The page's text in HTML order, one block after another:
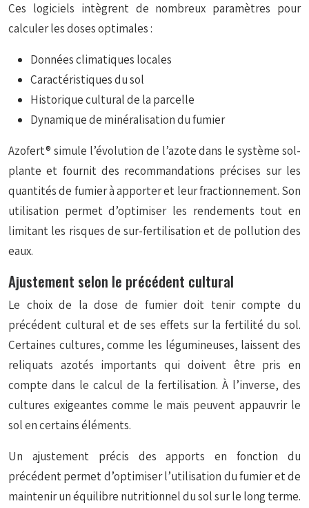
Ces logiciels intègrent de nombreux paramètres pour
calculer les doses optimales :
Données climatiques locales
Caractéristiques du sol
Historique cultural de la parcelle
Dynamique de minéralisation du fumier
Azofert® simule l’évolution de l’azote dans le système sol-
plante et fournit des recommandations précises sur les
quantités de fumier à apporter et leur fractionnement. Son
utilisation permet d’optimiser les rendements tout en
limitant les risques de sur-fertilisation et de pollution des
eaux.
Ajustement selon le précédent cultural
Le choix de la dose de fumier doit tenir compte du
précédent cultural et de ses effets sur la fertilité du sol.
Certaines cultures, comme les légumineuses, laissent des
reliquats azotés importants qui doivent être pris en
compte dans le calcul de la fertilisation. À l’inverse, des
cultures exigeantes comme le maïs peuvent appauvrir le
sol en certains éléments.
Un ajustement précis des apports en fonction du
précédent permet d’optimiser l’utilisation du fumier et de
maintenir un équilibre nutritionnel du sol sur le long terme.